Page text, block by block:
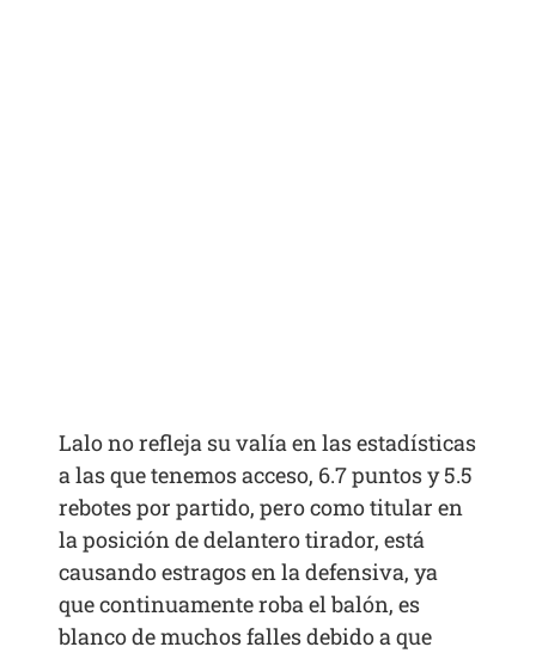
Lalo no refleja su valía en las estadísticas
a las que tenemos acceso, 6.7 puntos y 5.5
rebotes por partido, pero como titular en
la posición de delantero tirador, está
causando estragos en la defensiva, ya
que continuamente roba el balón, es
blanco de muchos falles debido a que